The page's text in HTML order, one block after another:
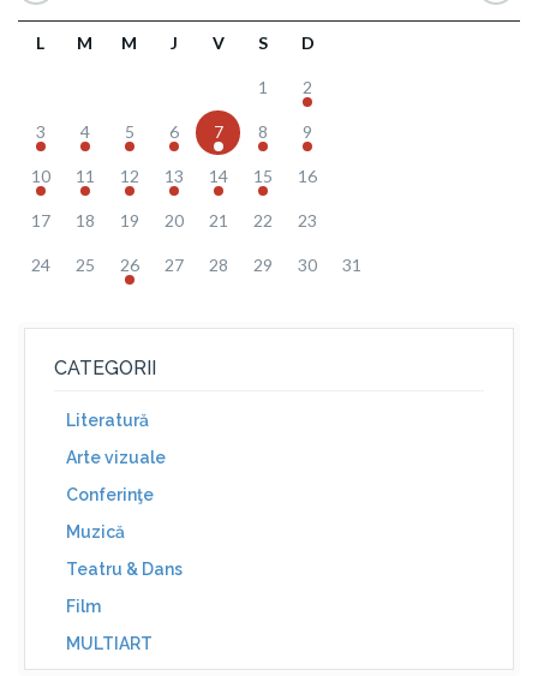
L M M J V S D
1 2
3 4 5 6 7 8 9
10 11 12 13 14 15 16
17 18 19 20 21 22 23
24 25 26 27 28 29 30 31
CATEGORII
Literatură
Arte vizuale
Conferinţe
Muzică
Teatru & Dans
Film
MULTIART